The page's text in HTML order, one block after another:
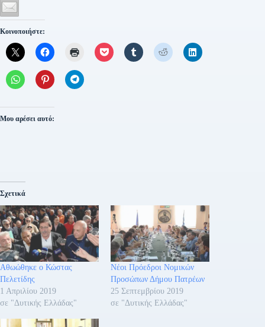
Κοινοποιήστε:
Μου αρέσει αυτό:
Σχετικά
Αθωώθηκε ο Κώστας
Πελετίδης
1 Απριλίου 2019
σε "Δυτικής Ελλάδας"
Νέοι Πρόεδροι Νομικών
Προσώπων Δήμου Πατρέων
25 Σεπτεμβρίου 2019
σε "Δυτικής Ελλάδας"